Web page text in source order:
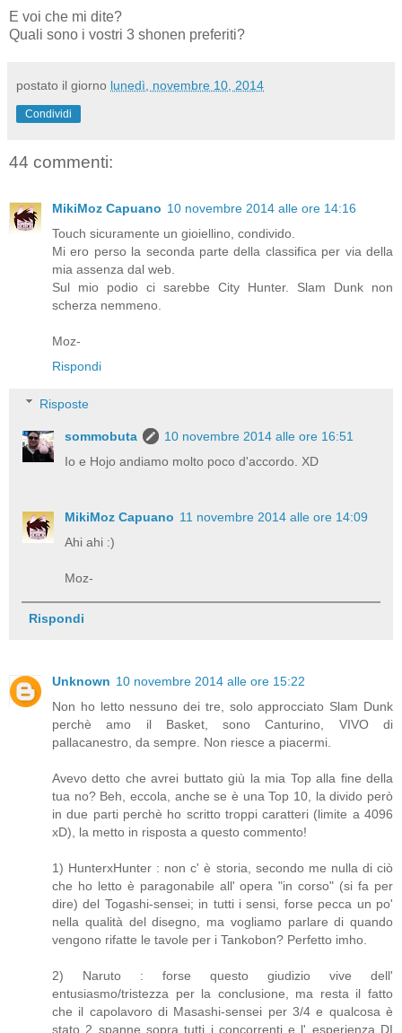
E voi che mi dite?
Quali sono i vostri 3 shonen preferiti?
postato il giorno lunedì, novembre 10, 2014
Condividi
44 commenti:
MikiMoz Capuano 10 novembre 2014 alle ore 14:16
Touch sicuramente un gioiellino, condivido.
Mi ero perso la seconda parte della classifica per via della
mia assenza dal web.
Sul mio podio ci sarebbe City Hunter. Slam Dunk non
scherza nemmeno.
Moz-
Rispondi
Risposte
sommobuta
10 novembre 2014 alle ore 16:51
Io e Hojo andiamo molto poco d'accordo. XD
MikiMoz Capuano 11 novembre 2014 alle ore 14:09
Ahi ahi :)
Moz-
Rispondi
Unknown 10 novembre 2014 alle ore 15:22
Non ho letto nessuno dei tre, solo approcciato Slam Dunk
perchè amo il Basket, sono Canturino, VIVO di
pallacanestro, da sempre. Non riesce a piacermi.
Avevo detto che avrei buttato giù la mia Top alla fine della
tua no? Beh, eccola, anche se è una Top 10, la divido però
in due parti perchè ho scritto troppi caratteri (limite a 4096
xD), la metto in risposta a questo commento!
1) HunterxHunter : non c' è storia, secondo me nulla di ciò
che ho letto è paragonabile all' opera "in corso" (si fa per
dire) del Togashi-sensei; in tutti i sensi, forse pecca un po'
nella qualità del disegno, ma vogliamo parlare di quando
vengono rifatte le tavole per i Tankobon? Perfetto imho.
2) Naruto : forse questo giudizio vive dell'
entusiasmo/tristezza per la conclusione, ma resta il fatto
che il capolavoro di Masashi-sensei per 3/4 e qualcosa è
stato 2 spanne sopra tutti i concorrenti e l' esperienza DI